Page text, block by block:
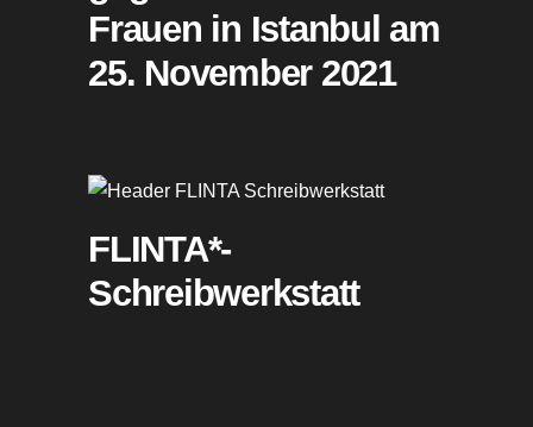
Frauen in Istanbul am
25. November 2021
FLINTA*-
Schreibwerkstatt